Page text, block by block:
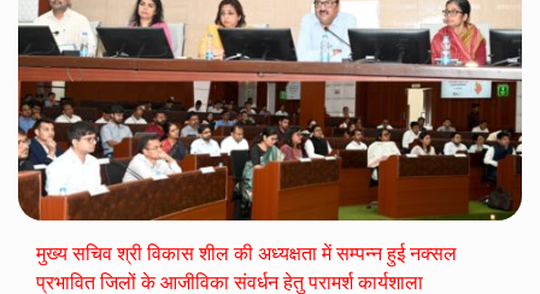
मुख्य सचिव श्री विकास शील की अध्यक्षता में सम्पन्न हुई नक्सल
प्रभावित जिलों के आजीविका संवर्धन हेतु परामर्श कार्यशाला